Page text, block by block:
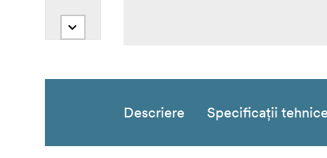
Descriere Specificații tehnice